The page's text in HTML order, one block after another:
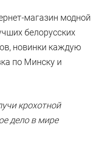
магазин модной
белорусских
новинки каждую
по Минску и
крохотной
дело в мире